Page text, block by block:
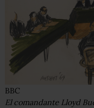
BBC
El comandante Lloyd